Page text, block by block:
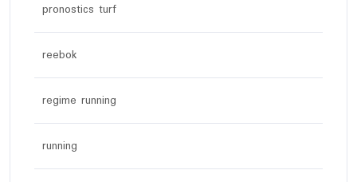
pronostics turf
reebok
regime running
running